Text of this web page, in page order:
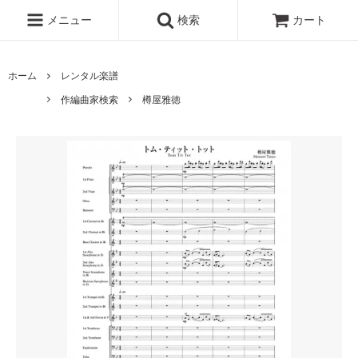
メニュー 検索 カート
ホーム
レンタル楽譜
作編曲家検索
樽屋雅徳